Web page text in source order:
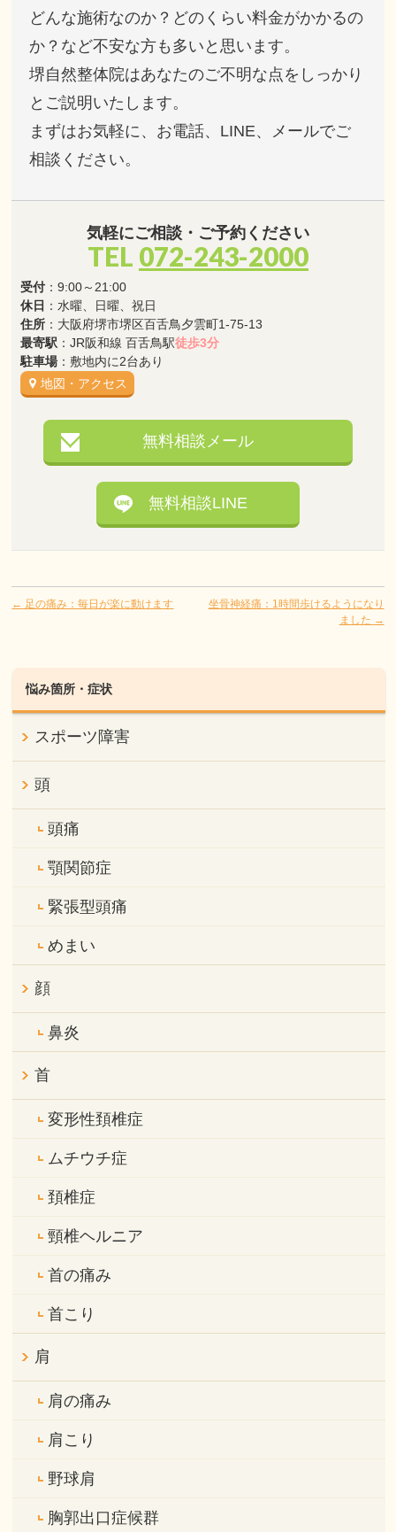
どんな施術なのか？どのくらい料金がかかるの
か？など不安な方も多いと思います。
堺自然整体院はあなたのご不明な点をしっかり
とご説明いたします。
まずはお気軽に、お電話、LINE、メールでご
相談ください。
気軽にご相談・ご予約ください
TEL 072-243-2000
受付 ：9:00～21:00
休日 ：水曜、日曜、祝日
住所 ：大阪府堺市堺区百舌鳥夕雲町1-75-13
最寄駅 ：JR阪和線 百舌鳥駅徒歩3分
駐車場 ：敷地内に2台あり
地図・アクセス
無料相談メール
無料相談LINE
← 足の痛み：毎日が楽に動けます
坐骨神経痛：1時間歩けるようになり
ました →
悩み箇所・症状
スポーツ障害
頭
頭痛
顎関節症
緊張型頭痛
めまい
顔
鼻炎
首
変形性頚椎症
ムチウチ症
頚椎症
頸椎ヘルニア
首の痛み
首こり
肩
肩の痛み
肩こり
野球肩
胸郭出口症候群